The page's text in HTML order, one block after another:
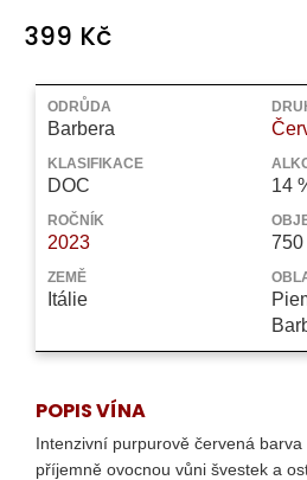
399 Kč
Měrná
cena:
ODRŮDA
Barbera
KLASIFIKACE
DOC 14
ROČNÍK
2023 750
ZEMĚ
Itálie
POPIS VÍNA
Intenzivní purpurově červená barva
příjemně ovocnou vůni švestek a
a
HLEDAT
o
p
o